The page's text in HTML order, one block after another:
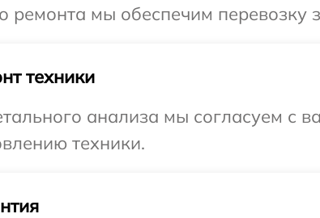
ремонта мы обеспечим перевозку
техники
анализа мы согласуем с
техники.